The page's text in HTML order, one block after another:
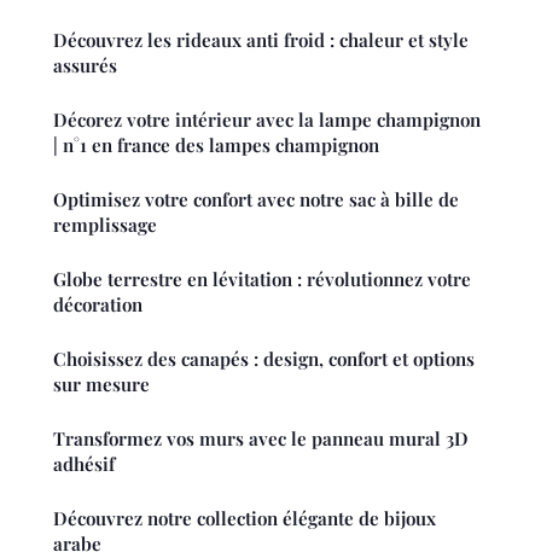
Découvrez les rideaux anti froid : chaleur et style
assurés
Décorez votre intérieur avec la lampe champignon
| n°1 en france des lampes champignon
Optimisez votre confort avec notre sac à bille de
remplissage
Globe terrestre en lévitation : révolutionnez votre
décoration
Choisissez des canapés : design, confort et options
sur mesure
Transformez vos murs avec le panneau mural 3D
adhésif
Découvrez notre collection élégante de bijoux
arabe